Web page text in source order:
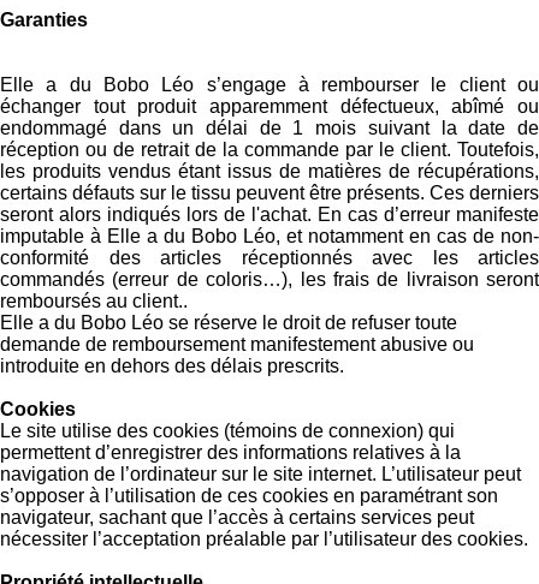
Garanties
Elle a du Bobo Léo s’engage à rembourser le client ou
échanger tout produit apparemment défectueux, abîmé ou
endommagé dans un délai de 1 mois suivant la date de
réception ou de retrait de la commande par le client. Toutefois,
les produits vendus étant issus de matières de récupérations,
certains défauts sur le tissu peuvent être présents. Ces derniers
seront alors indiqués lors de l'achat. En cas d’erreur manifeste
imputable à Elle a du Bobo Léo, et notamment en cas de non-
conformité des articles réceptionnés avec les articles
commandés (erreur de coloris…), les frais de livraison seront
remboursés au client..
Elle a du Bobo Léo se réserve le droit de refuser toute
demande de remboursement manifestement abusive ou
introduite en dehors des délais prescrits.
Cookies
Le site utilise des cookies (témoins de connexion) qui
permettent d’enregistrer des informations relatives à la
navigation de l’ordinateur sur le site internet. L’utilisateur peut
s’opposer à l’utilisation de ces cookies en paramétrant son
navigateur, sachant que l’accès à certains services peut
nécessiter l’acceptation préalable par l’utilisateur des cookies.